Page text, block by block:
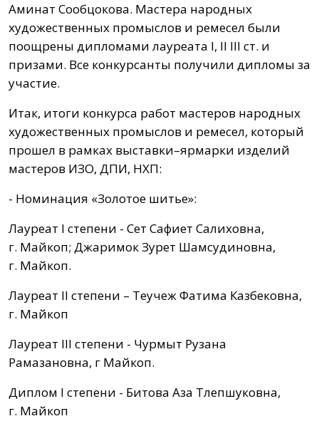
Аминат Сообцокова. Мастера народных
художественных промыслов и ремесел были
поощрены дипломами лауреата I, II III ст. и
призами. Все конкурсанты получили дипломы за
участие.
Итак, итоги конкурса работ мастеров народных
художественных промыслов и ремесел, который
прошел в рамках выставки–ярмарки изделий
мастеров ИЗО, ДПИ, НХП:
- Номинация «Золотое шитье»:
Лауреат I степени - Сет Сафиет Салиховна,
г. Майкоп; Джаримок Зурет Шамсудиновна,
г. Майкоп.
Лауреат II степени – Теучеж Фатима Казбековна,
г. Майкоп
Лауреат III степени - Чурмыт Рузана
Рамазановна, г Майкоп.
Диплом I степени - Битова Аза Тлепшуковна,
г. Майкоп